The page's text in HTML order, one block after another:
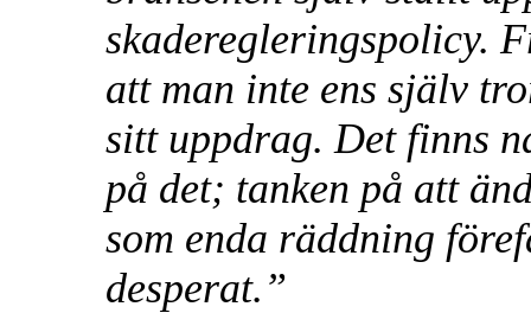
skaderegleringspolicy.
att man inte ens själv
sitt uppdrag. Det finns
på det; tanken på att
som enda räddning
desperat.”